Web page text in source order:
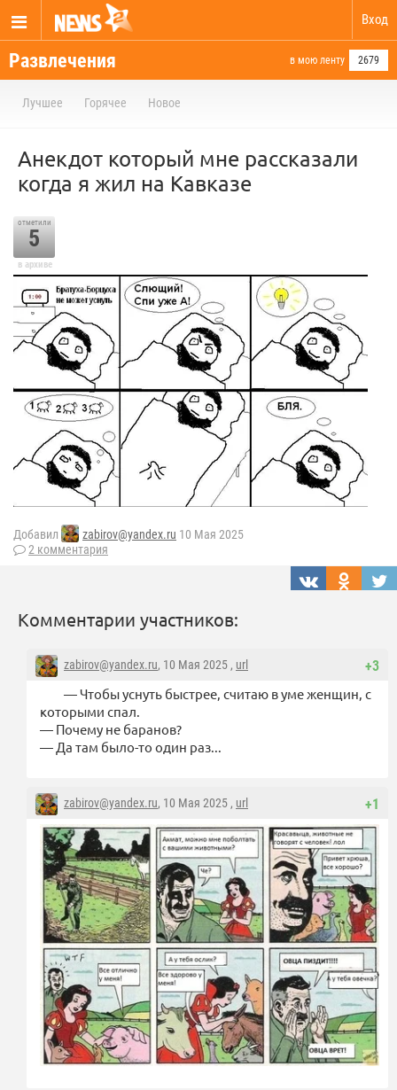
Вход
Развлечения в мою ленту 2679
Лучшее Горячее Новое
Анекдот который мне рассказали
когда я жил на Кавказе
отметили
5
в архиве
Добавил zabirov@yandex.ru 10 Мая 2025
2 комментария
Комментарии участников:
+3
zabirov@yandex.ru, 10 Мая 2025 , url
— Чтобы уснуть быстрее, считаю в уме женщин, с
которыми спал.
— Почему не баранов?
— Да там было-то один раз...
+1
zabirov@yandex.ru, 10 Мая 2025 , url